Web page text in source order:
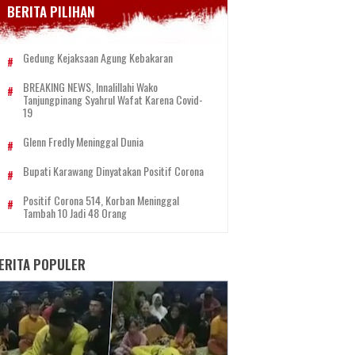
BERITA PILIHAN
Gedung Kejaksaan Agung Kebakaran
BREAKING NEWS, Innalillahi Wako
Tanjungpinang Syahrul Wafat Karena Covid-
19
Glenn Fredly Meninggal Dunia
Bupati Karawang Dinyatakan Positif Corona
Positif Corona 514, Korban Meninggal
Tambah 10 Jadi 48 Orang
POPULER